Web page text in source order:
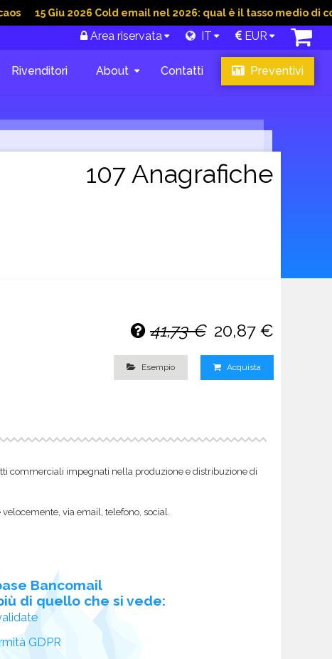
Giu 2026 Cold email nel 2026: qual è il tasso medio di
Area riservata IT EUR
Rivenditori About Contatti Preventivi
107 Anagrafiche
41,73 € 20,87 €
Esempio Acquista
commerciali impegnati nella produzione e distribuzione di
via email, telefono, social.
Bancomail
di quello che si vede:
GDPR